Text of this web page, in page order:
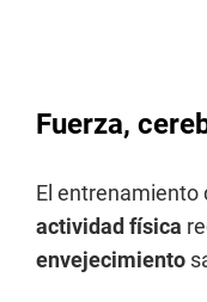
Fuerza,
El entrenamiento
actividad física
envejecimiento